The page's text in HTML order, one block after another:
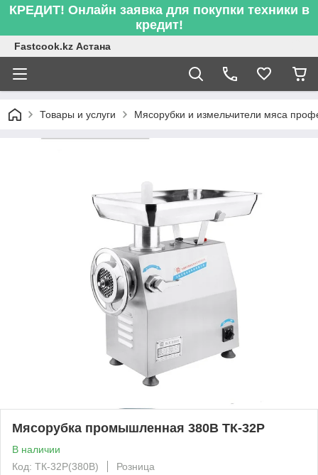
КРЕДИТ! Онлайн заявка для покупки техники в
кредит!
Fastcook.kz Астана
Товары и услуги Мясорубки и измельчители мяса
Мясорубка промышленная 380В ТК-32P
В наличии
Код: ТК-32P(380В)
Розница